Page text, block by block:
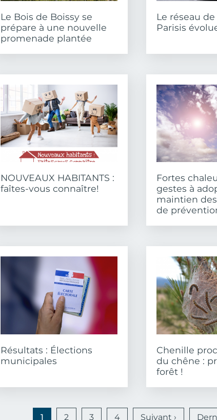
Le Bois de Boissy se
prépare à une nouvelle
promenade plantée
Le réseau de
Parisis
NOUVEAUX HABITANTS :
faîtes-vous connaître!
Fortes
gestes à
maintien
de
Résultats : Élections
municipales
Chenille
du chêne :
forêt !
1 2 3 4 Suivant ›Page